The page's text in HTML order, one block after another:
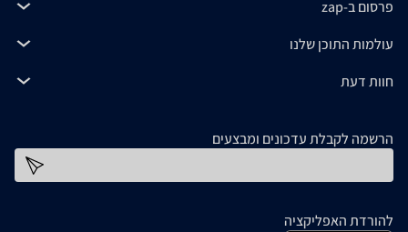
פרסום ב-zap
עולמות התוכן שלנו
חוות דעת
הרשמה לקבלת עדכונים ומבצעים
להורדת האפליקציה